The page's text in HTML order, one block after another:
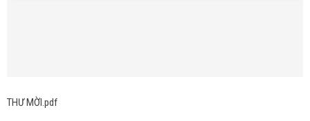
THƯ MỜI.pdf